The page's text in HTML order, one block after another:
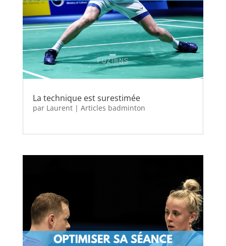
La technique est surestimée
par Laurent| Articles badminton